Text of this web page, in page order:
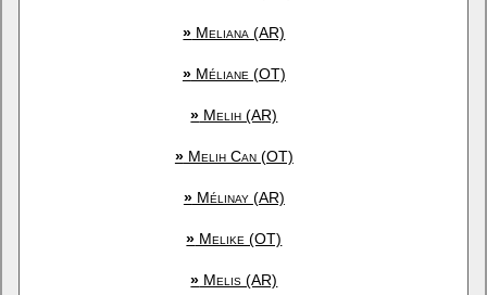
» Meliana (AR)
»Méliane (OT)
» Melih (AR)
»Melih Can (OT)
»Mélinay (AR)
» Melike (OT)
» Melis (AR)